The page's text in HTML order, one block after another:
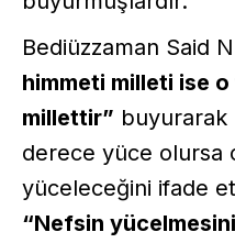
Bediüzzaman Said
himmeti milleti ise o
millettir” buyurarak
derece yüce olursa
yüceleceğini ifade
“Nefsin